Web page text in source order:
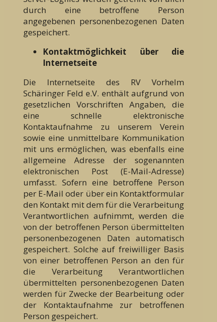
durch eine betroffene Person
angegebenen personenbezogenen Daten
gespeichert.
Kontaktmöglichkeit über die
Internetseite
Die Internetseite des RV Vorhelm
Schäringer Feld e.V. enthält aufgrund von
gesetzlichen Vorschriften Angaben, die
eine schnelle elektronische
Kontaktaufnahme zu unserem Verein
sowie eine unmittelbare Kommunikation
mit uns ermöglichen, was ebenfalls eine
allgemeine Adresse der sogenannten
elektronischen Post (E-Mail-Adresse)
umfasst. Sofern eine betroffene Person
per E-Mail oder über ein Kontaktformular
den Kontakt mit dem für die Verarbeitung
Verantwortlichen aufnimmt, werden die
von der betroffenen Person übermittelten
personenbezogenen Daten automatisch
gespeichert. Solche auf freiwilliger Basis
von einer betroffenen Person an den für
die Verarbeitung Verantwortlichen
übermittelten personenbezogenen Daten
werden für Zwecke der Bearbeitung oder
der Kontaktaufnahme zur betroffenen
Person gespeichert.